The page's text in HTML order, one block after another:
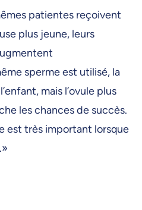
patientes reçoivent
plus jeune, leurs
sperme est utilisé, la
mais l’ovule plus
les chances de succès.
est très important lorsque